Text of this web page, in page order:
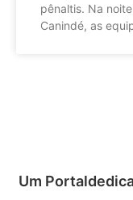
pênaltis. Na
Canindé, as
Um